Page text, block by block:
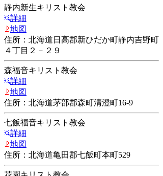
静内新生キリスト教会
詳細
地図
住所：北海道日高郡新ひだか町静内吉野町
４丁目２－２９
森福音キリスト教会
詳細
地図
住所：北海道茅部郡森町清澄町16-9
七飯福音キリスト教会
詳細
地図
住所：北海道亀田郡七飯町本町529